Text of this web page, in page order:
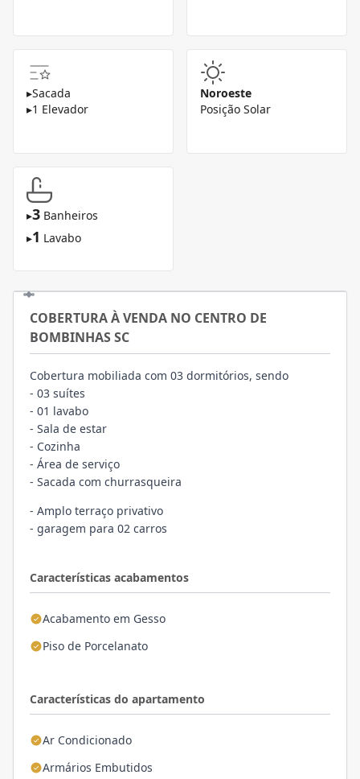
▸Sacada
▸1 Elevador
Noroeste
Posição Solar
▸3 Banheiros
▸1 Lavabo
Características acabamentos
Acabamento em Gesso
Piso de Porcelanato
Características do apartamento
Ar Condicionado
Armários Embutidos
COBERTURA À VENDA NO CENTRO DE
BOMBINHAS SC
Cobertura mobiliada com 03 dormitórios, sendo
- 03 suítes
- 01 lavabo
- Sala de estar
- Cozinha
- Área de serviço
- Sacada com churrasqueira
- Amplo terraço privativo
- garagem para 02 carros